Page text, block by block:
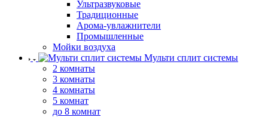
Ультразвуковые
Традиционные
Арома-увлажнители
Промышленные
Мойки воздуха
Мульти сплит системы
2 комнаты
3 комнаты
4 комнаты
5 комнат
до 8 комнат